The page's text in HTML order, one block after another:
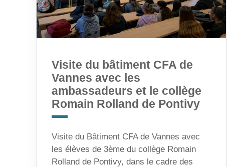
Visite du bâtiment CFA de
Vannes avec les
ambassadeurs et le collège
Romain Rolland de Pontivy
Visite du Bâtiment CFA de Vannes avec
les élèves de 3ème du collège Romain
Rolland de Pontivy, dans le cadre des